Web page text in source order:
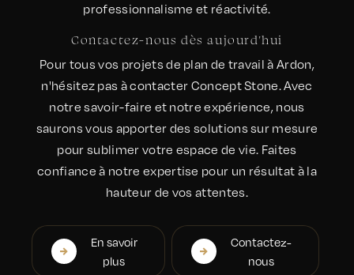
professionnalisme et réactivité.
Contactez-nous dès aujourd'hui
Pour tous vos projets de plan de travail à Ardon,
n'hésitez pas à contacter Concept Stone. Avec
notre savoir-faire et notre expérience, nous
saurons vous apporter des solutions sur mesure
pour sublimer votre espace de vie. Faites
confiance à notre expertise pour un résultat à la
hauteur de vos attentes.
En savoir
plus
Contactez-
nous